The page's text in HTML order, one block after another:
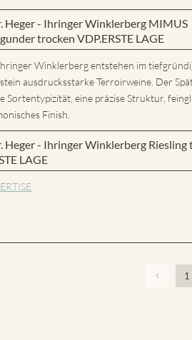
Heger - Ihringer Winklerberg MIMUS
trocken VDP.ERSTE LAGE
Winklerberg entstehen im
ausdrucksstarke Terroirweine. Der
Sortentypizität, eine präzise Struktur,
Finish.
Heger - Ihringer Winklerberg Riesling
LAGE
1